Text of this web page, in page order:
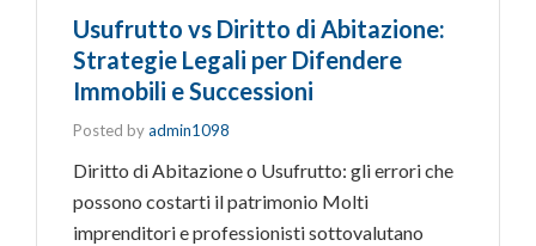
Usufrutto vs Diritto di Abitazione:
Strategie Legali per Difendere
Immobili e Successioni
Posted byadmin1098
Diritto di Abitazione o Usufrutto: gli errori che
possono costarti il patrimonio Molti
imprenditori e professionisti sottovalutano